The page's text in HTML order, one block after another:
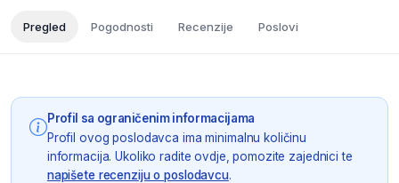
Pregled Pogodnosti Recenzije Poslovi
Profil sa ograničenim informacijama
Profil ovog poslodavca ima minimalnu količinu
informacija. Ukoliko radite ovdje, pomozite zajednici te
napišete recenziju o poslodavcu.